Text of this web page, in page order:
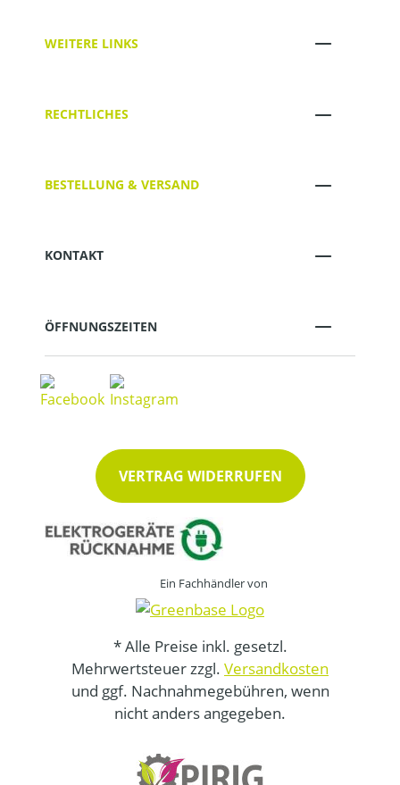
WEITERE LINKS
RECHTLICHES
BESTELLUNG & VERSAND
KONTAKT
ÖFFNUNGSZEITEN
VERTRAG WIDERRUFEN
Ein Fachhändler von
* Alle Preise inkl. gesetzl.
Mehrwertsteuer zzgl. Versandkosten
und ggf. Nachnahmegebühren, wenn
nicht anders angegeben.